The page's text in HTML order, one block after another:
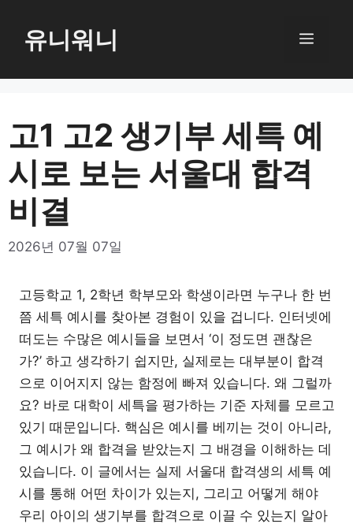
로
뛰
유니워니 메
고1 고2 생기부 세특 예
시로 보는 서울대 합격
비결
2026년 07월 07일
고등학교 1, 2학년 학부모와 학생이라면 누구나 한 번
쯤 세특 예시를 찾아본 경험이 있을 겁니다. 인터넷에
떠도는 수많은 예시들을 보면서 ‘이 정도면 괜찮은
가?’ 하고 생각하기 쉽지만, 실제로는 대부분이 합격
으로 이어지지 않는 함정에 빠져 있습니다. 왜 그럴까
요? 바로 대학이 세특을 평가하는 기준 자체를 모르고
있기 때문입니다. 핵심은 예시를 베끼는 것이 아니라,
그 예시가 왜 합격을 받았는지 그 배경을 이해하는 데
있습니다. 이 글에서는 실제 서울대 합격생의 세특 예
시를 통해 어떤 차이가 있는지, 그리고 어떻게 해야
우리 아이의 생기부를 합격으로 이끌 수 있는지 알아